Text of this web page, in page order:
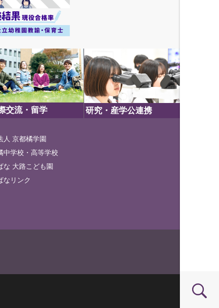
交流・留学 研究・産学公連携
人 京都橘学園
中学校・高等学校
な 大路こども園
なリンク